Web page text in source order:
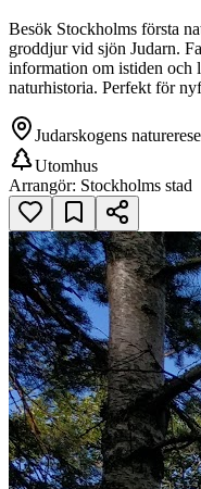
Besök Stockholms första
groddjur vid sjön Judarn.
information om istiden och
naturhistoria. Perfekt för
Judarskogens
Utomhus
Arrangör: Stockholms stad